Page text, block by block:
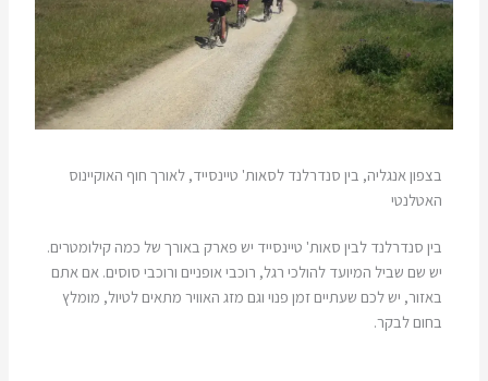
בצפון אנגליה, בין סנדרלנד לסאות' טיינסייד, לאורך חוף האוקיינוס
האטלנטי
בין סנדרלנד לבין סאות' טיינסייד יש פארק באורך של כמה קילומטרים.
יש שם שביל המיועד להולכי רגל, רוכבי אופניים ורוכבי סוסים. אם אתם
באזור, יש לכם שעתיים זמן פנוי וגם מזג האוויר מתאים לטיול, מומלץ
בחום לבקר.